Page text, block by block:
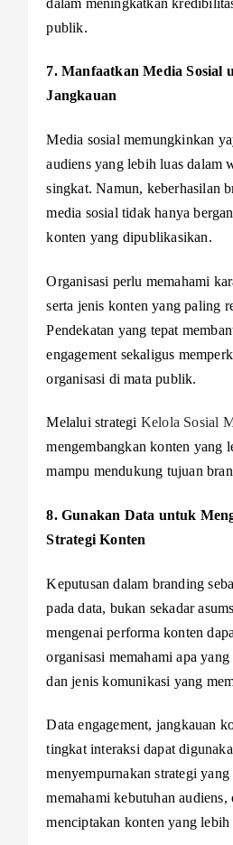
publik.
7. Manfaatkan Media Sosial
Jangkauan
Media sosial memungkinkan
audiens yang lebih luas dalam
singkat. Namun, keberhasilan
media sosial tidak hanya
konten yang dipublikasikan.
Organisasi perlu memahami
serta jenis konten yang paling
Pendekatan yang tepat
engagement sekaligus
organisasi di mata publik.
Melalui strategi Kelola Sosial
mengembangkan konten yang
mampu mendukung tujuan
8. Gunakan Data untuk
Strategi Konten
Keputusan dalam branding
pada data, bukan sekadar
mengenai performa konten
organisasi memahami apa
dan jenis komunikasi yang
Data engagement, jangkauan
tingkat interaksi dapat
menyempurnakan strategi
memahami kebutuhan audiens,
menciptakan konten yang